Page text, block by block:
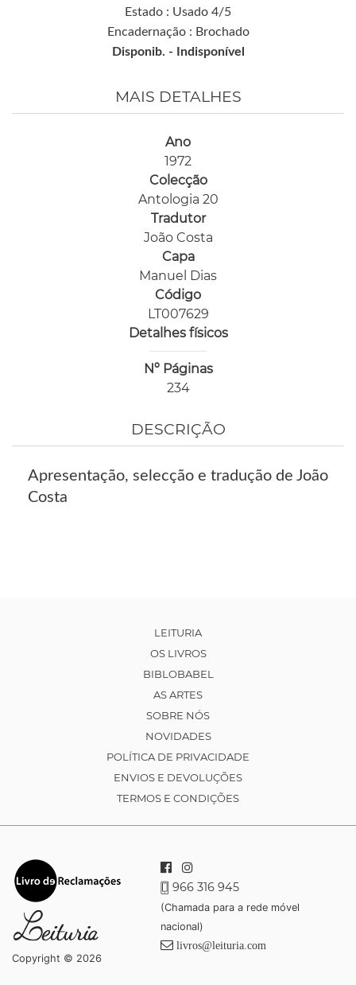
Estado : Usado 4/5
Encadernação : Brochado
Disponib. -
Indisponível
MAIS DETALHES
Ano
1972
Colecção
Antologia 20
Tradutor
João Costa
Capa
Manuel Dias
Código
LT007629
Detalhes físicos
Nº Páginas
234
DESCRIÇÃO
Apresentação, selecção e tradução de João
Costa
LEITURIA
OS LIVROS
BIBLOBABEL
AS ARTES
SOBRE NÓS
NOVIDADES
POLÍTICA DE PRIVACIDADE
ENVIOS E DEVOLUÇÕES
TERMOS E CONDIÇÕES
Copyright © 2026
966 316 945
(Chamada para a rede móvel
nacional)
livros@leituria.com